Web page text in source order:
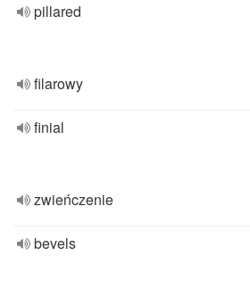
pillared
filarowy
finial
zwieńczenie
bevels